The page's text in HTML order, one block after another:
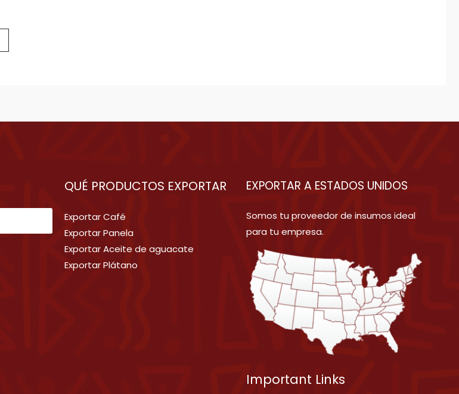
QUÉ PRODUCTOS EXPORTAR
Exportar Café
Exportar Panela
Exportar Aceite de aguacate
Exportar Plátano
EXPORTAR A ESTADOS UNIDOS
Somos tu proveedor de insumos ideal
para tu empresa.
Important Links